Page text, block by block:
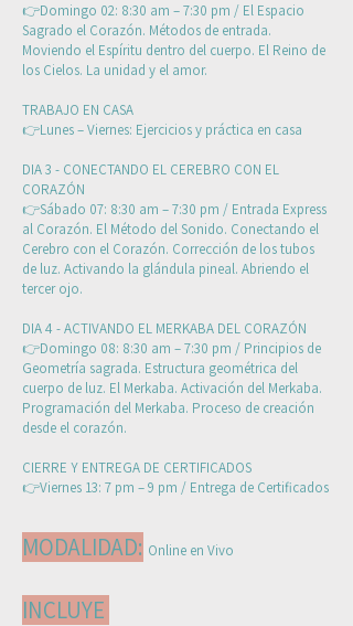
👉Domingo 02: 8:30 am – 7:30 pm / El Espacio
Sagrado el Corazón. Métodos de entrada.
Moviendo el Espíritu dentro del cuerpo. El Reino de
los Cielos. La unidad y el amor.
TRABAJO EN CASA
👉Lunes – Viernes: Ejercicios y práctica en casa
DIA 3 - CONECTANDO EL CEREBRO CON EL
CORAZÓN
👉Sábado 07: 8:30 am – 7:30 pm / Entrada Express
al Corazón. El Método del Sonido. Conectando el
Cerebro con el Corazón. Corrección de los tubos
de luz. Activando la glándula pineal. Abriendo el
tercer ojo.
DIA 4 - ACTIVANDO EL MERKABA DEL CORAZÓN
👉Domingo 08: 8:30 am – 7:30 pm / Principios de
Geometría sagrada. Estructura geométrica del
cuerpo de luz. El Merkaba. Activación del Merkaba.
Programación del Merkaba. Proceso de creación
desde el corazón.
CIERRE Y ENTREGA DE CERTIFICADOS
👉Viernes 13: 7 pm – 9 pm / Entrega de Certificados
MODALIDAD: Online en Vivo
INCLUYE